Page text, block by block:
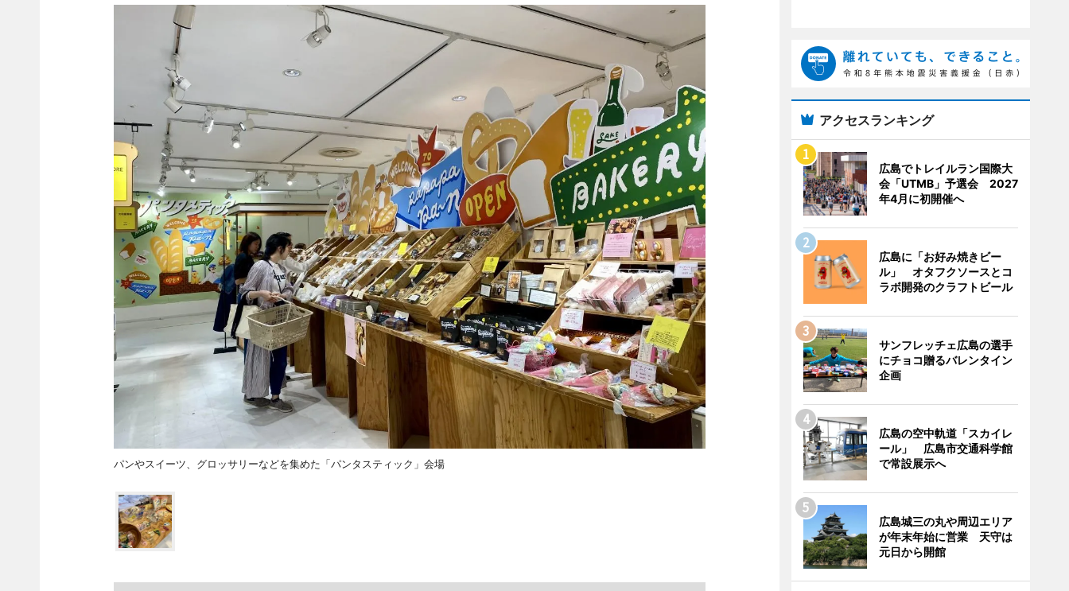
パンやスイーツ、グロッサリーなどを集めた「パンタスティック」会場
アクセスランキング
広島でトレイルラン国際大
会「UTMB」予選会 2027
年4月に初開催へ
広島に「お好み焼きビー
ル」 オタフクソースとコ
ラボ開発のクラフトビール
サンフレッチェ広島の選手
にチョコ贈るバレンタイン
企画
広島の空中軌道「スカイレ
ール」 広島市交通科学館
で常設展示へ
広島城三の丸や周辺エリア
が年末年始に営業 天守は
元日から開館